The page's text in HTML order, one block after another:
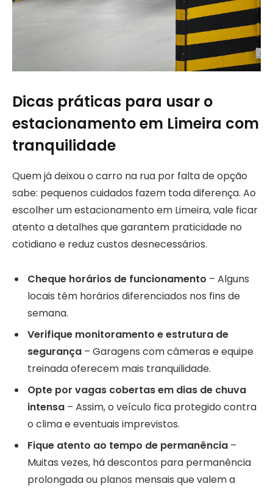
Dicas práticas para usar o
estacionamento em Limeira com
tranquilidade
Quem já deixou o carro na rua por falta de opção
sabe: pequenos cuidados fazem toda diferença. Ao
escolher um estacionamento em Limeira, vale ficar
atento a detalhes que garantem praticidade no
cotidiano e reduz custos desnecessários.
Cheque horários de funcionamento – Alguns
locais têm horários diferenciados nos fins de
semana.
Verifique monitoramento e estrutura de
segurança – Garagens com câmeras e equipe
treinada oferecem mais tranquilidade.
Opte por vagas cobertas em dias de chuva
intensa – Assim, o veículo fica protegido contra
o clima e eventuais imprevistos.
Fique atento ao tempo de permanência –
Muitas vezes, há descontos para permanência
prolongada ou planos mensais que valem a